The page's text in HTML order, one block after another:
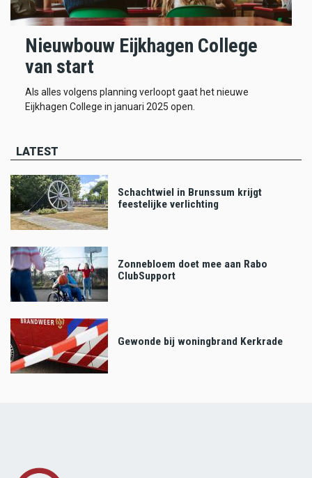
Nieuwbouw Eijkhagen College
van start
Als alles volgens planning verloopt gaat het nieuwe
Eijkhagen College in januari 2025 open.
LATEST
Schachtwiel in Brunssum krijgt
feestelijke verlichting
Zonnebloem doet mee aan Rabo
ClubSupport
Gewonde bij woningbrand Kerkrade